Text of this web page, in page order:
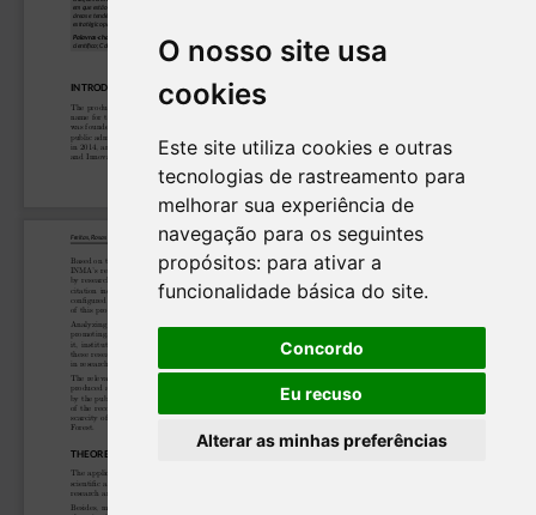
O nosso site usa
cookies
Este site utiliza cookies e outras
tecnologias de rastreamento para
melhorar sua experiência de
navegação para os seguintes
propósitos: para ativar a
funcionalidade básica do site.
Concordo
Eu recuso
Alterar as minhas preferências